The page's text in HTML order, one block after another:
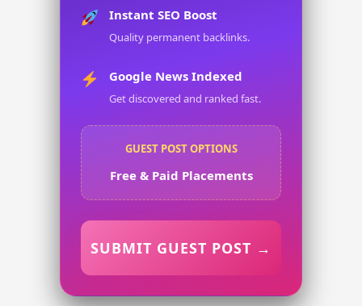
Instant SEO Boost
Quality permanent backlinks.
Google News Indexed
Get discovered and ranked fast.
GUEST POST OPTIONS
Free & Paid Placements
SUBMIT GUEST POST →